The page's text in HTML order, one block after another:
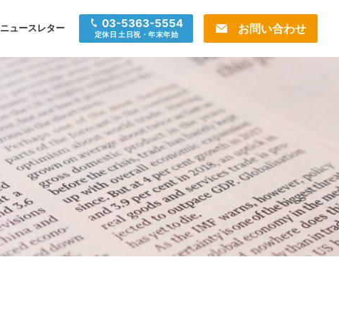
ニュースレター 03-5363-5554
定休日 土日祝・年末年始 お問い合わせ